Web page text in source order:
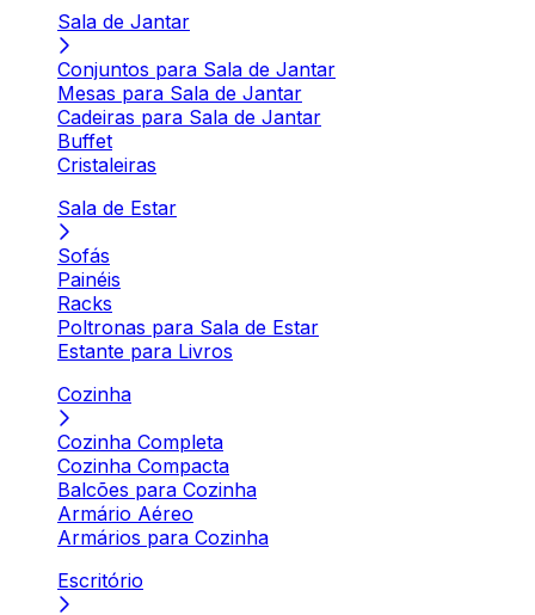
Sala de Jantar
Conjuntos para Sala de Jantar
Mesas para Sala de Jantar
Cadeiras para Sala de Jantar
Buffet
Cristaleiras
Sala de Estar
Sofás
Painéis
Racks
Poltronas para Sala de Estar
Estante para Livros
Cozinha
Cozinha Completa
Cozinha Compacta
Balcões para Cozinha
Armário Aéreo
Armários para Cozinha
Escritório